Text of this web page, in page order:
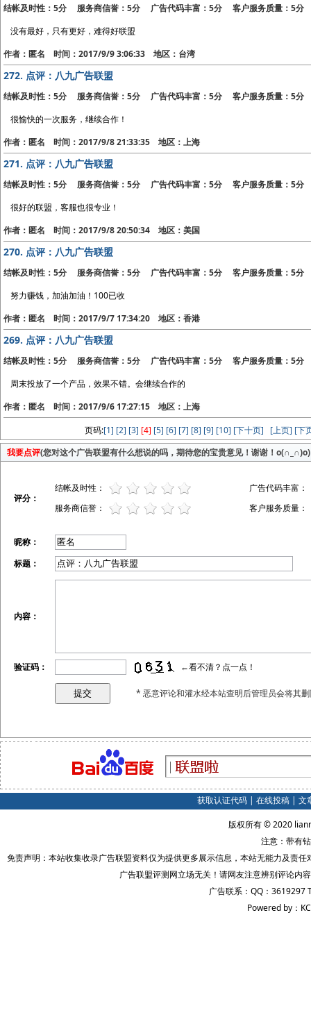
结帐及时性：5分 服务商信誉：5分 广告代码丰富：5分 客户服务质量：5分
没有最好，只有更好，难得好联盟
作者：匿名 时间：2017/9/9 3:06:33 地区：台湾
272. 点评：八九广告联盟
结帐及时性：5分 服务商信誉：5分 广告代码丰富：5分 客户服务质量：5分
很愉快的一次服务，继续合作！
作者：匿名 时间：2017/9/8 21:33:35 地区：上海
271. 点评：八九广告联盟
结帐及时性：5分 服务商信誉：5分 广告代码丰富：5分 客户服务质量：5分
很好的联盟，客服也很专业！
作者：匿名 时间：2017/9/8 20:50:34 地区：美国
270. 点评：八九广告联盟
结帐及时性：5分 服务商信誉：5分 广告代码丰富：5分 客户服务质量：5分
努力赚钱，加油加油！100已收
作者：匿名 时间：2017/9/7 17:34:20 地区：香港
269. 点评：八九广告联盟
结帐及时性：5分 服务商信誉：5分 广告代码丰富：5分 客户服务质量：5分
周末投放了一个产品，效果不错。会继续合作的
作者：匿名 时间：2017/9/6 17:27:15 地区：上海
页码:[1] [2] [3] [4] [5] [6] [7] [8] [9] [10] [下十页] [上页] [下
我要点评(您对这个广告联盟有什么想说的吗，期待您的宝贵意见！谢谢！o(∩_∩)o)
评分：
结帐及时性：
广告代码丰富：
服务商信誉：
客户服务质量：
昵称：
标题：
内容：
验证码： ←看不清？点一点！
* 恶意评论和灌水经本站查明后管理员会将其
获取认证代码| 在线投稿| 文
版权所有 © 2020
注意：带有
免责声明：本站收集收录广告联盟资料仅为提供更多展示信息，本站无能力及责
广告联盟评测网立场无关！请网友注意辨别评论内
广告联系：QQ：3619297
Powered by：